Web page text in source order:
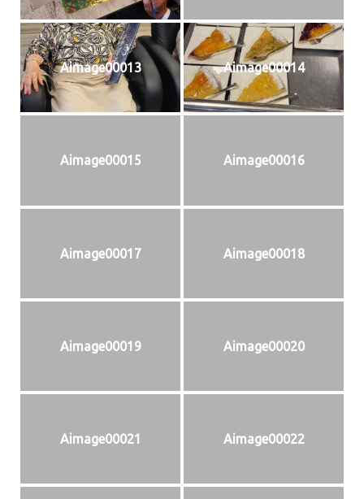
Aimage00013 Aimage00014
Aimage00015 Aimage00016
Aimage00017 Aimage00018
Aimage00019 Aimage00020
Aimage00021 Aimage00022